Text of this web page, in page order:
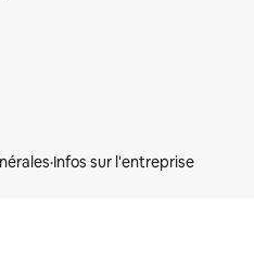
·Infos sur l'entreprise